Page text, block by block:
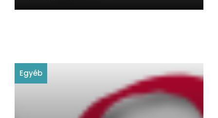
Egyéb